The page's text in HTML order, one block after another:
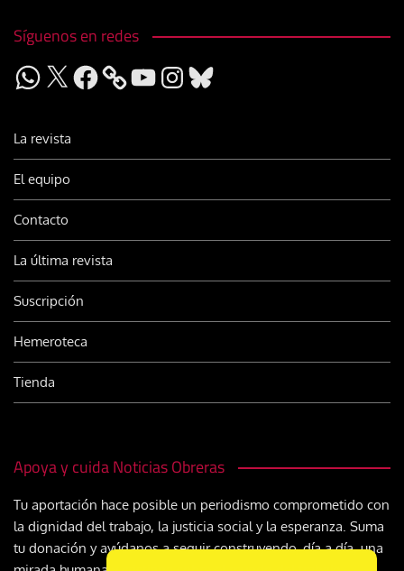
Síguenos en redes
WhatsApp
X Facebook YouTubeInstagram
Bluesky
La revista
El equipo
Contacto
La última revista
Suscripción
Hemeroteca
Tienda
Apoya y cuida Noticias Obreras
Tu aportación hace posible un periodismo comprometido con
la dignidad del trabajo, la justicia social y la esperanza. Suma
tu donación y ayúdanos a seguir construyendo, día a día, una